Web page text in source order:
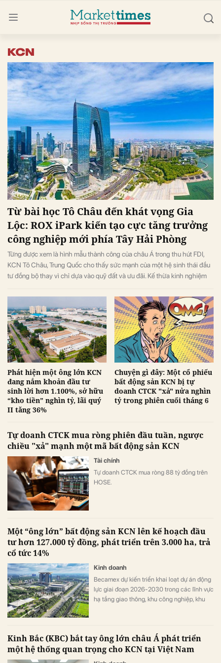
KCN
Từ bài học Tô Châu đến khát vọng Gia
Lộc: ROX iPark kiến tạo cực tăng trưởng
công nghiệp mới phía Tây Hải Phòng
Từng được xem là hình mẫu thành công của châu Á trong thu hút FDI,
KCN Tô Châu, Trung Quốc cho thấy sức mạnh của một hệ sinh thái đầu
tư đồng bộ thay vì chỉ dựa vào quỹ đất và ưu đãi. Kế thừa kinh nghiệm
đang từng bước hiện thực hóa mô hình này tại KCN Gia Lộc.
Phát hiện một ông lớn KCN
đang nắm khoản đầu tư
sinh lời hơn 1.100%, sở hữu
“kho tiền” nghìn tỷ, lãi quý
II tăng 36%
Chuyện gì đây: Một cổ phiếu
bất động sản KCN bị tự
doanh CTCK "xả" nửa nghìn
tỷ trong phiên cuối tháng 6
Tự doanh CTCK mua ròng phiên đầu tuần, ngược
chiều "xả" mạnh một mã bất động sản KCN
Tài chính
Tự doanh CTCK mua ròng 88 tỷ đồng trên
HOSE.
Một “ông lớn” bất động sản KCN lên kế hoạch đầu
tư hơn 127.000 tỷ đồng, phát triển trên 3.000 ha, trả
cổ tức 14%
Kinh doanh
Becamex dự kiến triển khai loạt dự án động
lực giai đoạn 2026-2030 trong các lĩnh vực
hạ tầng giao thông, khu công nghiệp, khu
Kinh Bắc (KBC) bắt tay ông lớn châu Á phát triển
một hệ thống quan trọng cho KCN tại Việt Nam